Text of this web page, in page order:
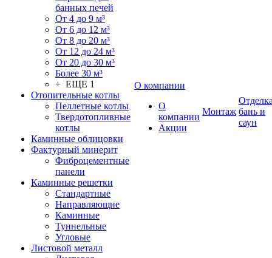
банных печей
От 4 до 9 м³
От 6 до 12 м³
От 8 до 20 м³
От 12 до 24 м³
От 20 до 30 м³
Более 30 м³
+ ЕЩЕ 1
Отопительные котлы
Пеллетные котлы
Твердотопливные
котлы
Каминные облицовки
Фактурный минерит
Фиброцементные
панели
Каминные решетки
Стандартные
Направляющие
Каминные
Туннельные
Угловые
Листовой металл
О компании
О
компании
Акции
Монтаж бань и
саун